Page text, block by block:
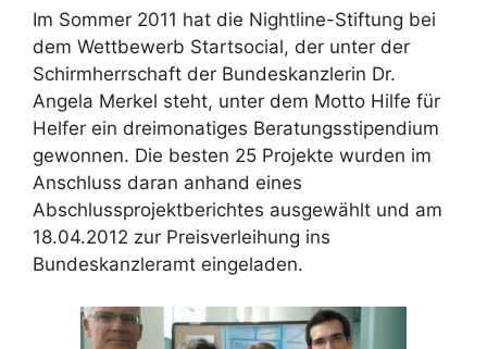
Im Sommer 2011 hat die Nightline-Stiftung bei
dem Wettbewerb Startsocial, der unter der
Schirmherrschaft der Bundeskanzlerin Dr.
Angela Merkel steht, unter dem Motto Hilfe für
Helfer ein dreimonatiges Beratungsstipendium
gewonnen. Die besten 25 Projekte wurden im
Anschluss daran anhand eines
Abschlussprojektberichtes ausgewählt und am
18.04.2012 zur Preisverleihung ins
Bundeskanzleramt eingeladen.